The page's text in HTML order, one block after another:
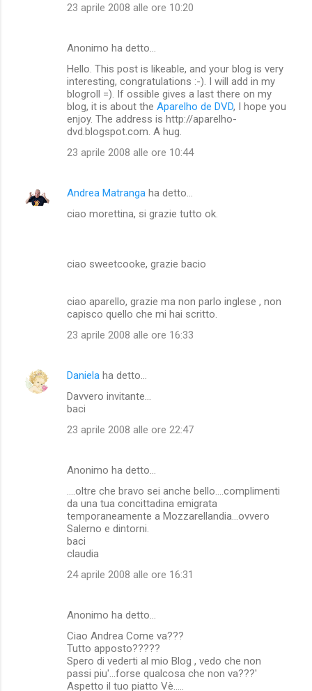
23 aprile 2008 alle ore 10:20
Anonimo ha detto…
Hello. This post is likeable, and your blog is very
interesting, congratulations :-). I will add in my
blogroll =). If ossible gives a last there on my
blog, it is about the Aparelho de DVD, I hope you
enjoy. The address is http://aparelho-
dvd.blogspot.com. A hug.
23 aprile 2008 alle ore 10:44
Andrea Matranga ha detto…
ciao morettina, si grazie tutto ok.
ciao sweetcooke, grazie bacio
ciao aparello, grazie ma non parlo inglese , non
capisco quello che mi hai scritto.
23 aprile 2008 alle ore 16:33
Daniela ha detto…
Davvero invitante...
baci
23 aprile 2008 alle ore 22:47
Anonimo ha detto…
....oltre che bravo sei anche bello....complimenti
da una tua concittadina emigrata
temporaneamente a Mozzarellandia...ovvero
Salerno e dintorni.
baci
claudia
24 aprile 2008 alle ore 16:31
Anonimo ha detto…
Ciao Andrea Come va???
Tutto apposto?????
Spero di vederti al mio Blog , vedo che non
passi piu'...forse qualcosa che non va???'
Aspetto il tuo piatto Vè.....